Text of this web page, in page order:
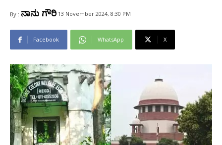
By : ನಾನು ಗೌರಿ 13 November 2024, 8:30 PM
Facebook WhatsApp X